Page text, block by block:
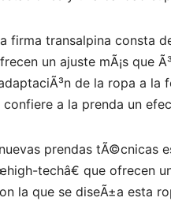
firma transalpina consta
un ajuste mÃ¡s que
de la ropa a
confiere a la prenda un
prendas tÃ©cnicas
techâ€ que ofrecen
la que se diseÃ±a esta